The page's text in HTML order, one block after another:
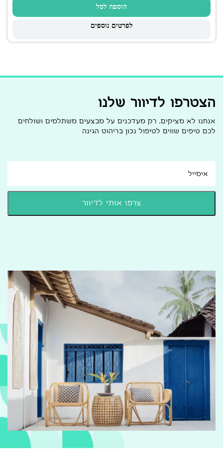
הוספה לסל
לפרטים נוספים
הצטרפו לדיוור שלנו
אנחנו לא מציקים, רק מעדכנים על מבצעים משתלמים ושולחים
לכם טיפים שווים לטיפול נכון בריהוט הגינה